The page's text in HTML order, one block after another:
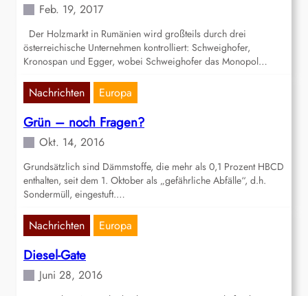
Feb. 19, 2017
Der Holzmarkt in Rumänien wird großteils durch drei
österreichische Unternehmen kontrolliert: Schweighofer,
Kronospan und Egger, wobei Schweighofer das Monopol…
Nachrichten Europa
Grün – noch Fragen?
Okt. 14, 2016
Grundsätzlich sind Dämmstoffe, die mehr als 0,1 Prozent HBCD
enthalten, seit dem 1. Oktober als „gefährliche Abfälle“, d.h.
Sondermüll, eingestuft.…
Nachrichten Europa
Diesel-Gate
Juni 28, 2016